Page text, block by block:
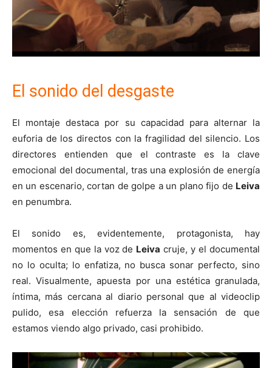
El sonido del desgaste
El montaje destaca por su capacidad para alternar la
euforia de los directos con la fragilidad del silencio. Los
directores entienden que el contraste es la clave
emocional del documental, tras una explosión de energía
en un escenario, cortan de golpe a un plano fijo de Leiva
en penumbra.
El sonido es, evidentemente, protagonista, hay
momentos en que la voz de Leiva cruje, y el documental
no lo oculta; lo enfatiza, no busca sonar perfecto, sino
real. Visualmente, apuesta por una estética granulada,
íntima, más cercana al diario personal que al videoclip
pulido, esa elección refuerza la sensación de que
estamos viendo algo privado, casi prohibido.